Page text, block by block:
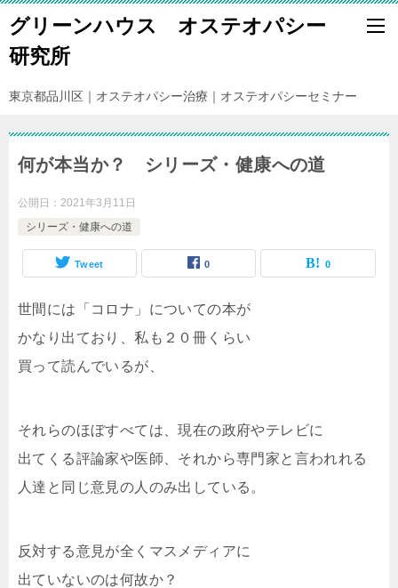
グリーンハウス オステオパシー
研究所
東京都品川区｜オステオパシー治療｜オステオパシーセミナー
何が本当か？ シリーズ・健康への道
公開日： 2021年3月11日
シリーズ・健康への道
Tweet 0 0
世間には「コロナ」についての本が
かなり出ており、私も２０冊くらい
買って読んでいるが、
それらのほぼすべては、現在の政府やテレビに
出てくる評論家や医師、それから専門家と言われれる
人達と同じ意見の人のみ出している。
反対する意見が全くマスメディアに
出ていないのは何故か？